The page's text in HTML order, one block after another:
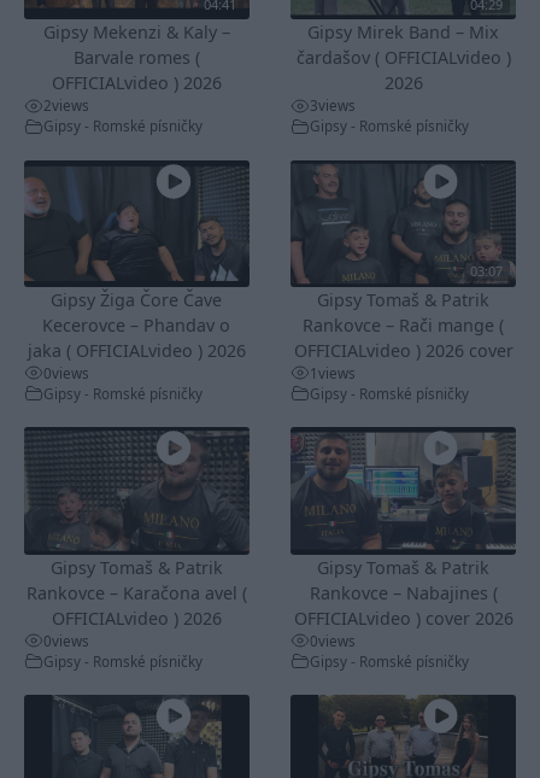
04:41
Gipsy Mekenzi & Kaly –
Barvale romes (
OFFICIALvideo ) 2026
2views
Gipsy - Romské písničky
04:29
Gipsy Mirek Band – Mix
čardašov ( OFFICIALvideo )
2026
3views
Gipsy - Romské písničky
Gipsy Žiga Čore Čave
Kecerovce – Phandav o
jaka ( OFFICIALvideo ) 2026
0views
Gipsy - Romské písničky
03:07
Gipsy Tomaš & Patrik
Rankovce – Rači mange (
OFFICIALvideo ) 2026 cover
1views
Gipsy - Romské písničky
Gipsy Tomaš & Patrik
Rankovce – Karačona avel (
OFFICIALvideo ) 2026
0views
Gipsy - Romské písničky
Gipsy Tomaš & Patrik
Rankovce – Nabajines (
OFFICIALvideo ) cover 2026
0views
Gipsy - Romské písničky